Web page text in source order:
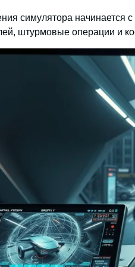
симулятора начинается с
штурмовые операции и